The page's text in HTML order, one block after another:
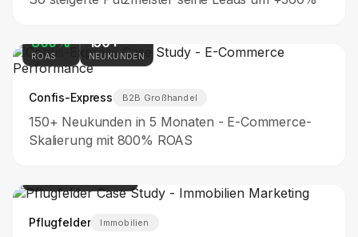
800%
ROAS
150+
NEUKUNDEN
Confis-Express B2B Großhandel
150+ Neukunden in 5 Monaten - E-Commerce-
Skalierung mit 800% ROAS
Pflugfelder Immobilien